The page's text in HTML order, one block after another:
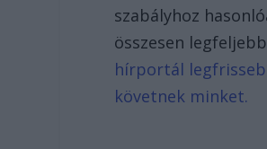
szabályhoz
összesen
hírportál
követnek minket.